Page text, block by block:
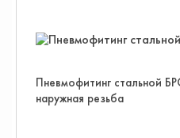
Пневмофитинг стальной
наружная резьба